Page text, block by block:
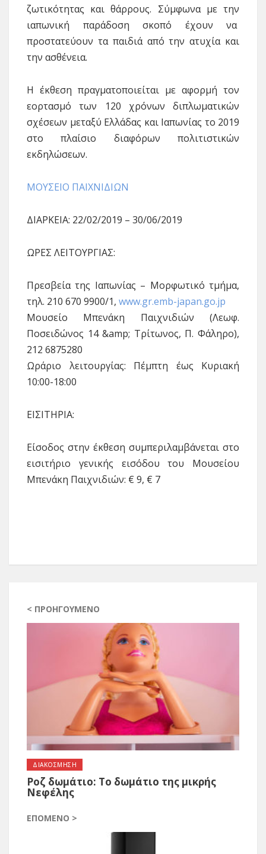
ζωτικότητας και θάρρους. Σύμφωνα με την
ιαπωνική παράδοση σκοπό έχουν να
προστατεύουν τα παιδιά από την ατυχία και
την ασθένεια.
Η έκθεση πραγματοποιείται με αφορμή τον
εορτασμό των 120 χρόνων διπλωματικών
σχέσεων μεταξύ Ελλάδας και Ιαπωνίας το 2019
στo πλαίσιo διαφόρων πολιτιστικών
εκδηλώσεων.
ΜΟΥΣΕΙΟ ΠΑΙΧΝΙΔΙΩΝ
ΔΙΑΡΚΕΙΑ: 22/02/2019 – 30/06/2019
ΩΡΕΣ ΛΕΙΤΟΥΡΓΙΑΣ:
Πρεσβεία της Ιαπωνίας – Μορφωτικό τμήμα,
τηλ. 210 670 9900/1, www.gr.emb-japan.go.jp
Μουσείο Μπενάκη Παιχνιδιών (Λεωφ.
Ποσειδώνος 14 &amp; Τρίτωνος, Π. Φάληρο),
212 6875280
Ωράριο λειτουργίας: Πέμπτη έως Κυριακή
10:00-18:00
ΕΙΣΙΤΗΡΙA:
Είσοδος στην έκθεση συμπεριλαμβάνεται στο
εισιτήριο γενικής εισόδου του Μουσείου
Μπενάκη Παιχνιδιών: € 9, € 7
< ΠΡΟΗΓΟΎΜΕΝΟ
ΔΙΑΚΟΣΜΗΣΗ
Ροζ δωμάτιο: Το δωμάτιο της μικρής
Νεφέλης
ΕΠΌΜΕΝΟ >